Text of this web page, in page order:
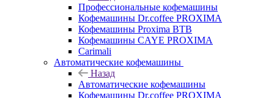
Профессиональные кофемашины
Кофемашины Dr.coffee PROXIMA
Кофемашины Proxima BTB
Кофемашины CAYE PROXIMA
Carimali
Автоматические кофемашины
Назад
Автоматические кофемашины
Кофемашины Dr.coffee PROXIMA